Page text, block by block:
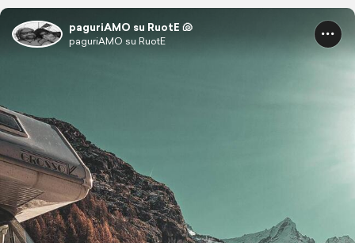
paguriAMO su RuotE 🐚
paguriAMO su RuotE